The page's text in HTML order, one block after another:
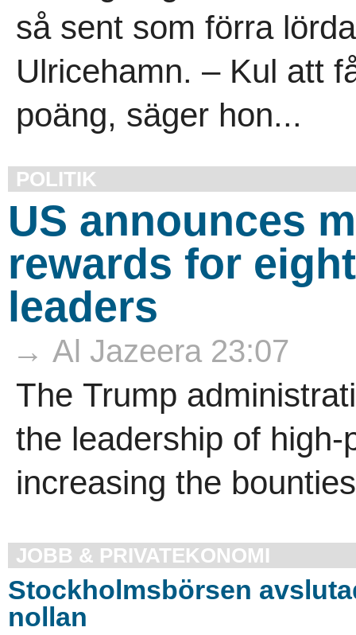
så sent som förra
Ulricehamn. – Kul att
poäng, säger hon...
POLITIK
US announces
rewards for
leaders
→ Al Jazeera 23:07
The Trump
the leadership of
increasing the
JOBB & PRIVATEKONOMI
Stockholmsbörsen
nollan